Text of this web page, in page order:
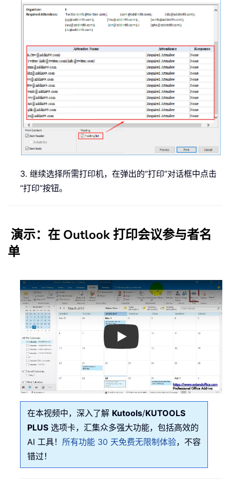
3. 继续选择所需打印机，在弹出的“打印”对话框中点击
“打印”按钮。
演示：在 Outlook 打印会议参与者名
单
Play
在本视频中，深入了解 Kutools/KUTOOLS
PLUS 选项卡，汇集众多强大功能，包括高效的
AI 工具！ 所有功能 30 天免费无限制体验，不容
错过！